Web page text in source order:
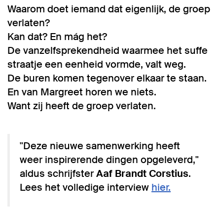
Waarom doet iemand dat eigenlijk, de groep
verlaten?
Kan dat? En mág het?
De vanzelfsprekendheid waarmee het suffe
straatje een eenheid vormde, valt weg.
De buren komen tegenover elkaar te staan.
En van Margreet horen we niets.
Want zij heeft de groep verlaten.
"Deze nieuwe samenwerking heeft
weer inspirerende dingen opgeleverd,"
aldus schrijfsterAaf Brandt Corstius.
Lees het volledige interview hier.